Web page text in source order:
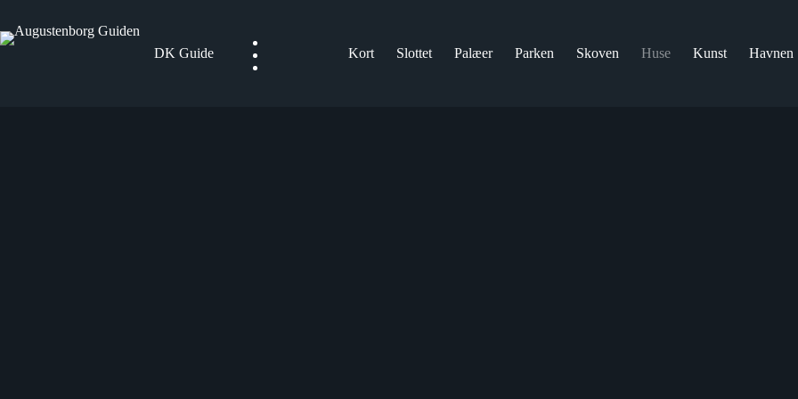
indhold
DK Guide
Kort Slottet Palæer Parken Skoven Huse Kunst Havnen